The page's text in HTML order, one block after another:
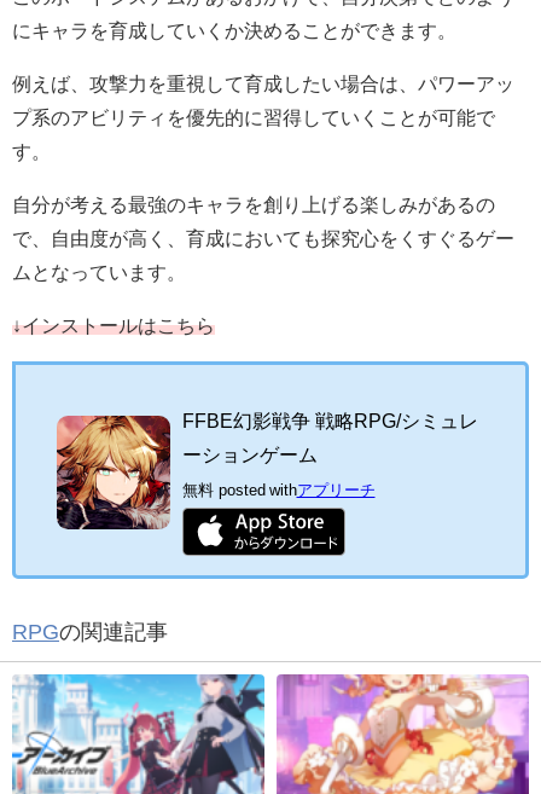
にキャラを育成していくか決めることができます。
例えば、攻撃力を重視して育成したい場合は、パワーアッ
プ系のアビリティを優先的に習得していくことが可能で
す。
自分が考える最強のキャラを創り上げる楽しみがあるの
で、自由度が高く、育成においても探究心をくすぐるゲー
ムとなっています。
↓インストールはこちら
FFBE幻影戦争 戦略RPG/シミュレ
ーションゲーム
無料 posted withアプリーチ
RPGの関連記事